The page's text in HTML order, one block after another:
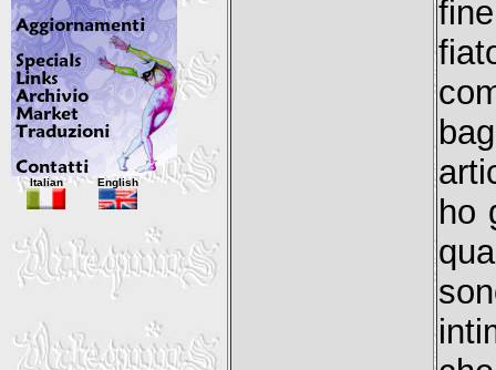
ho
Italian English